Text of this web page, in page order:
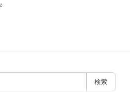
検索